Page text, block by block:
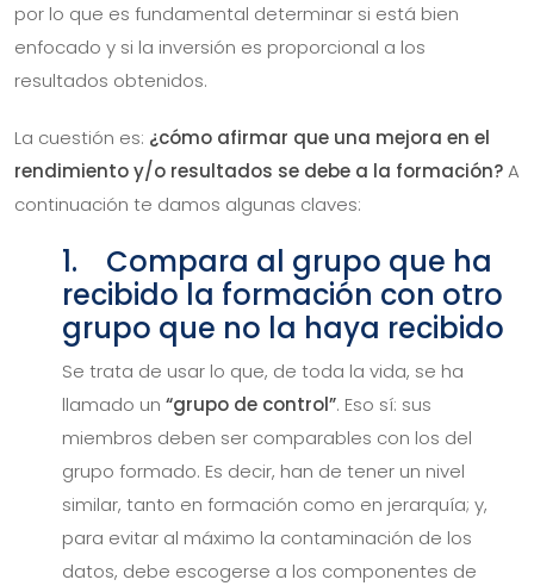
por lo que es fundamental determinar si está bien
enfocado y si la inversión es proporcional a los
resultados obtenidos.
La cuestión es: ¿cómo afirmar que una mejora en el
rendimiento y/o resultados se debe a la formación?A
continuación te damos algunas claves:
1. Compara al grupo que ha
recibido la formación con otro
grupo que no la haya recibido
Se trata de usar lo que, de toda la vida, se ha
llamado un “grupo de control”. Eso sí: sus
miembros deben ser comparables con los del
grupo formado. Es decir, han de tener un nivel
similar, tanto en formación como en jerarquía; y,
para evitar al máximo la contaminación de los
datos, debe escogerse a los componentes de